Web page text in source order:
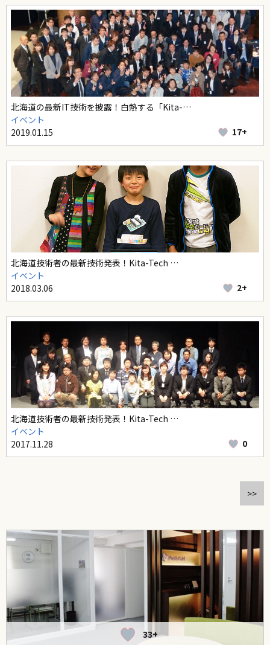
北海道の最新IT技術を披露！白熱する「Kita-…
イベント
2019.01.15
17+
北海道技術者の最新技術発表！Kita-Tech …
イベント
2018.03.06
2+
北海道技術者の最新技術発表！Kita-Tech …
イベント
2017.11.28
0
>>
33+